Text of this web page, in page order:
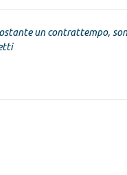
un contrattempo,